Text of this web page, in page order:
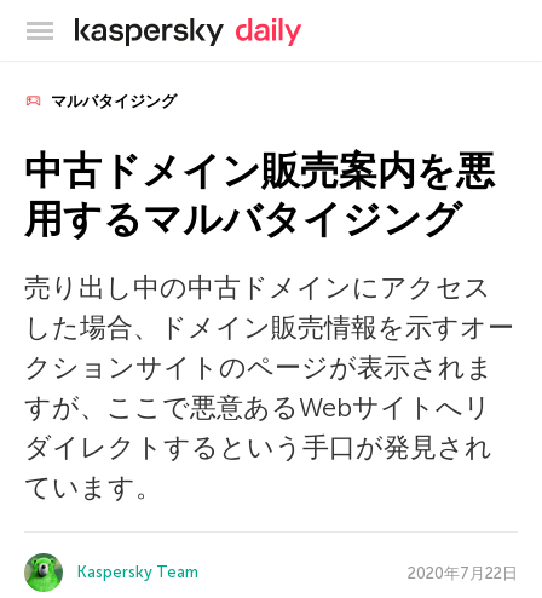
カスペルスキー公式ブログ
マルバタイジング
中古ドメイン販売案内を悪
用するマルバタイジング
売り出し中の中古ドメインにアクセス
した場合、ドメイン販売情報を示すオー
クションサイトのページが表示されま
すが、ここで悪意あるWebサイトへリ
ダイレクトするという手口が発見され
ています。
Kaspersky Team 2020年7月22日